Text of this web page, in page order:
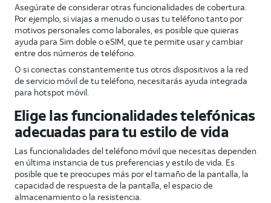
Asegúrate de considerar otras funcionalidades de cobertura.
Por ejemplo, si viajas a menudo o usas tu teléfono tanto por
motivos personales como laborales, es posible que quieras
ayuda para Sim doble o eSIM, que te permite usar y cambiar
entre dos números de teléfono.
O si conectas constantemente tus otros dispositivos a la red
de servicio móvil de tu teléfono, necesitarás ayuda integrada
para hotspot móvil.
Elige las funcionalidades telefónicas
adecuadas para tu estilo de vida
Las funcionalidades del teléfono móvil que necesitas dependen
en última instancia de tus preferencias y estilo de vida. Es
posible que te preocupes más por el tamaño de la pantalla, la
capacidad de respuesta de la pantalla, el espacio de
almacenamiento o la resistencia.